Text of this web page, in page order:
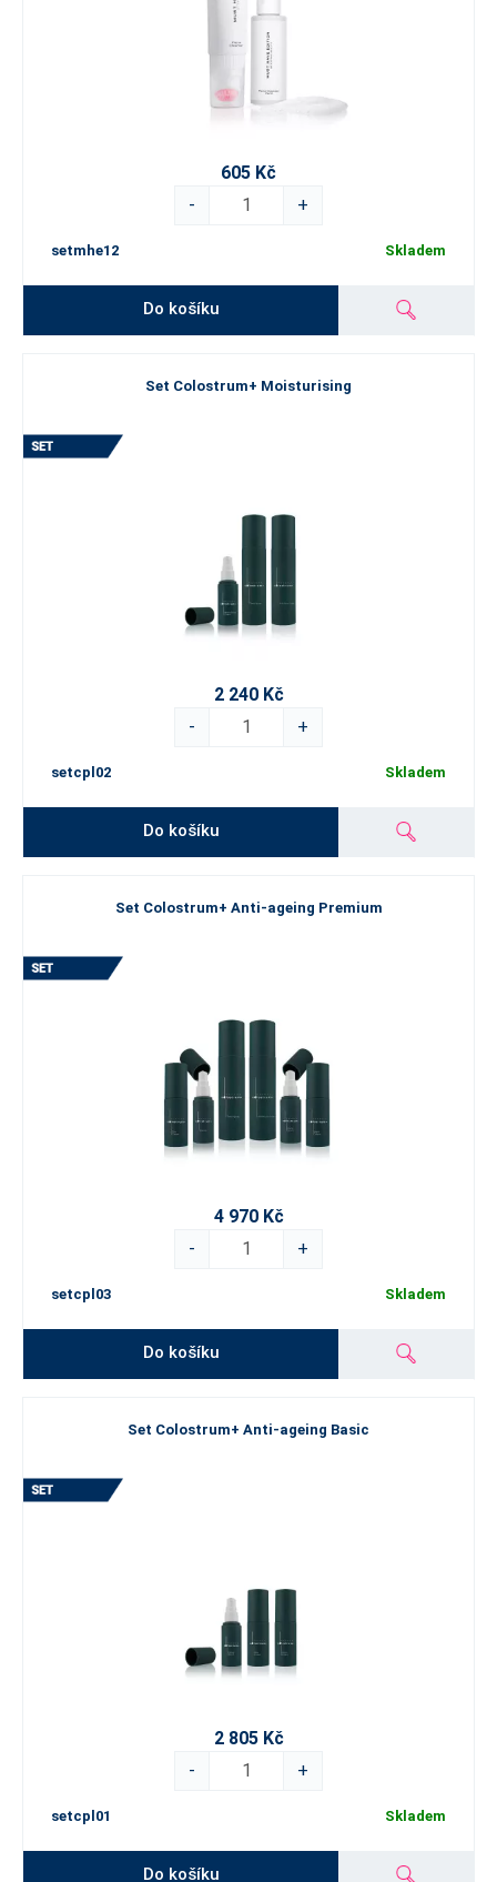
605 Kč
-
+
setmhe12 Skladem
Do košíku
Set Colostrum+ Moisturising
2 240 Kč
-
+
setcpl02 Skladem
Do košíku
Set Colostrum+ Anti-ageing Premium
4 970 Kč
-
+
setcpl03 Skladem
Do košíku
Set Colostrum+ Anti-ageing Basic
2 805 Kč
-
+
setcpl01 Skladem
Do košíku